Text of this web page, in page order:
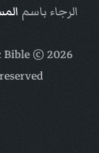
الرجاء باسم
2026
© Kalimat Alhayat a ministry of
Bible